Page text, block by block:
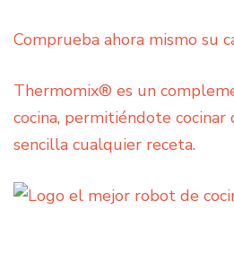
Comprueba ahora mismo su
Thermomix® es un
cocina, permitiéndote cocinar
sencilla cualquier receta.